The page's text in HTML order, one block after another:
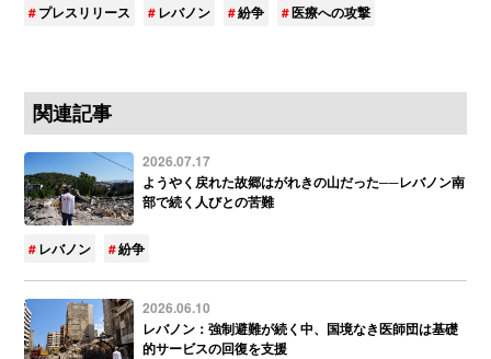
プレスリリース レバノン 紛争 医療への攻撃
関連記事
2026.07.17
ようやく戻れた故郷はがれきの山だった──レバノン南
部で続く人びとの苦難
レバノン 紛争
2026.06.10
レバノン：強制避難が続く中、国境なき医師団は基礎
的サービスの回復を支援